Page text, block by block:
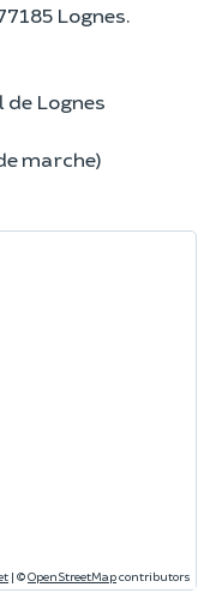
Lognes.
de Lognes
marche)
| ©OpenStreetMapcontributors